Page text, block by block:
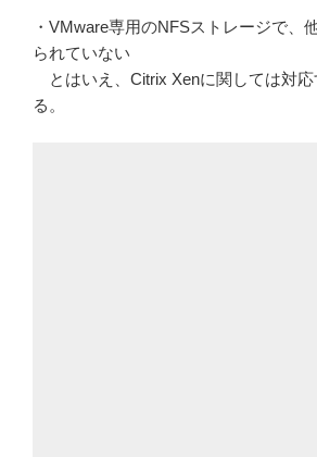
・VMware専用のNFSストレージで、
られていない
とはいえ、Citrix Xenに関しては対応
る。